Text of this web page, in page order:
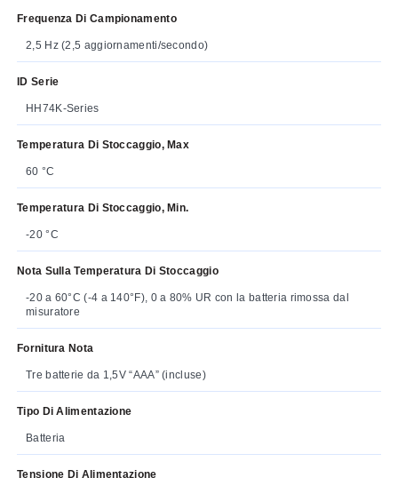
Frequenza Di Campionamento
2,5 Hz (2,5 aggiornamenti/secondo)
ID Serie
HH74K-Series
Temperatura Di Stoccaggio, Max
60 °C
Temperatura Di Stoccaggio, Min.
-20 °C
Nota Sulla Temperatura Di Stoccaggio
-20 a 60°C (-4 a 140°F), 0 a 80% UR con la batteria rimossa dal
misuratore
Fornitura Nota
Tre batterie da 1,5V “AAA” (incluse)
Tipo Di Alimentazione
Batteria
Tensione Di Alimentazione